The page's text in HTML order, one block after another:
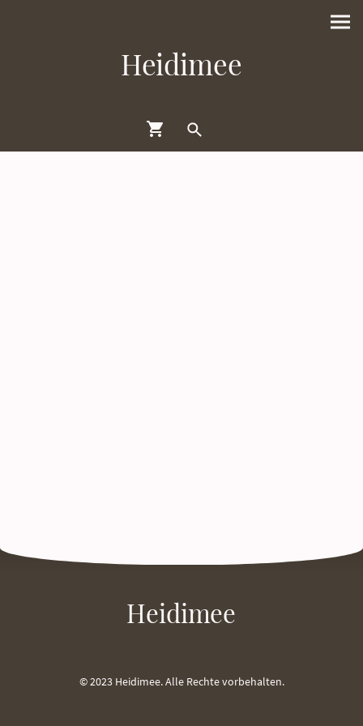
Heidimee
Heidimee
© 2023 Heidimee. Alle Rechte vorbehalten.